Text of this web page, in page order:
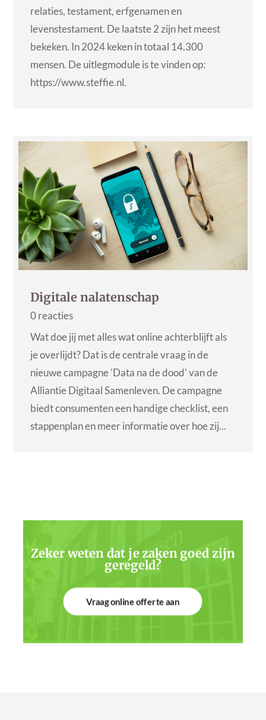
relaties, testament, erfgenamen en
levenstestament. De laatste 2 zijn het meest
bekeken. In 2024 keken in totaal 14.300
mensen. De uitlegmodule is te vinden op:
https://www.steffie.nl.
Digitale nalatenschap
0 reacties
Wat doe jij met alles wat online achterblijft als
je overlijdt? Dat is de centrale vraag in de
nieuwe campagne 'Data na de dood' van de
Alliantie Digitaal Samenleven. De campagne
biedt consumenten een handige checklist, een
stappenplan en meer informatie over hoe zij...
Zeker weten dat je zaken goed zijn
geregeld?
Vraag online offerte aan